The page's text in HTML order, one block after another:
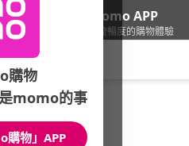
下載momo APP
給你3倍流暢度的購物體驗
鞋包箱/男包/專櫃品牌
館長推薦 月銷量
購物
momo的事
購物」APP